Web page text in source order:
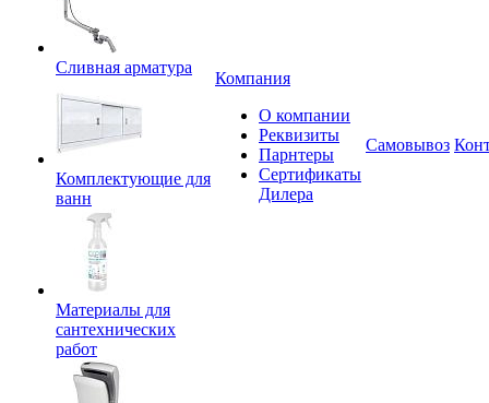
Сливная арматура
Комплектующие для
ванн
Материалы для
сантехнических
работ
Компания
О компании
Реквизиты
Парнтеры
Сертификаты
Дилера
Самовывоз